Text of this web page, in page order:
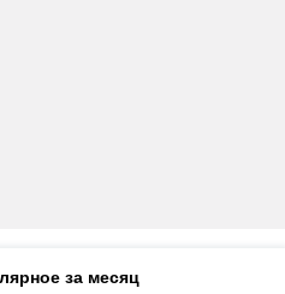
за месяц